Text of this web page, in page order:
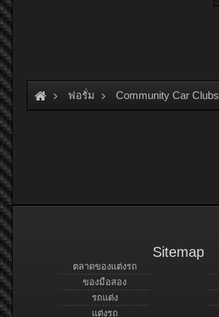
ฟอรั่ม Community Car Clubs
Sitemap
ตลาดของแต่งรถ
ของมือสอง
รถแต่ง
แต่งรถ